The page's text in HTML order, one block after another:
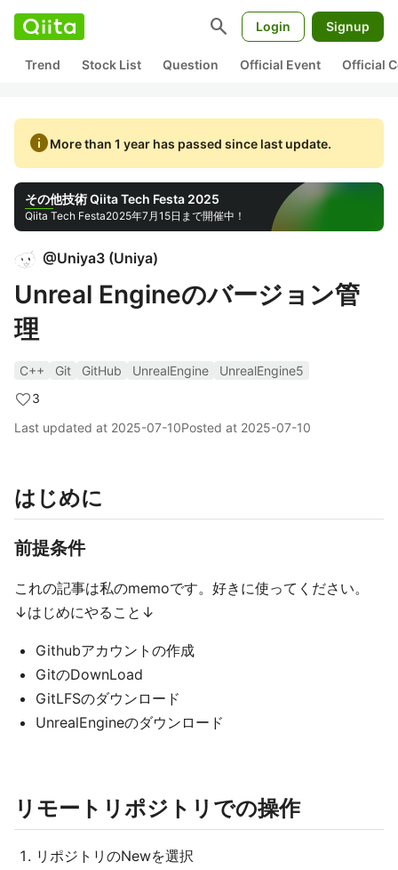
search Login Signup
Trend Stock List Question Official Event Official
infoMore than 1 year has passed since last update.
その他技術 Qiita Tech Festa 2025
Qiita Tech Festa2025年7月15日まで開催中！
@Uniya3 (Uniya)
Unreal Engineのバージョン管
理
C++ Git GitHub UnrealEngine
UnrealEngine5
3
Last updated at 2025-07-10Posted at 2025-07-10
はじめに
前提条件
これの記事は私のmemoです。好きに使ってください。
↓はじめにやること↓
Githubアカウントの作成
GitのDownLoad
GitLFSのダウンロード
UnrealEngineのダウンロード
リモートリポジトリでの操作
リポジトリのNewを選択